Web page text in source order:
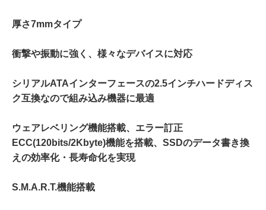
厚さ7mmタイプ
衝撃や振動に強く、様々なデバイスに対応
シリアルATAインターフェースの2.5インチハードディス
ク互換なので組み込み機器に最適
ウェアレベリング機能搭載、エラー訂正
ECC(120bits/2Kbyte)機能を搭載、SSDのデータ書き換
えの効率化・長寿命化を実現
S.M.A.R.T.機能搭載